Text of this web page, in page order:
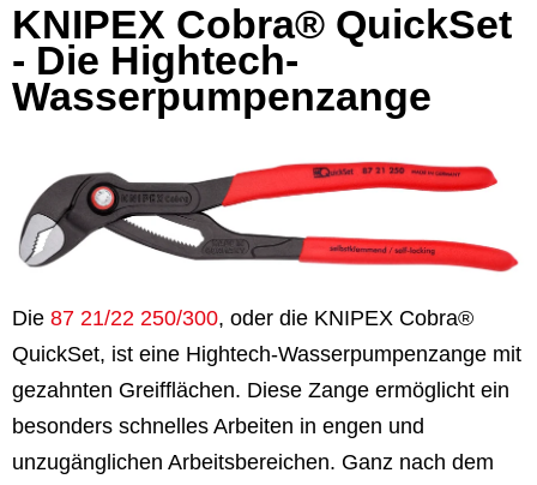
KNIPEX Cobra® QuickSet
- Die Hightech-
Wasserpumpenzange
Die 87 21/22 250/300, oder die KNIPEX Cobra®
QuickSet, ist eine Hightech-Wasserpumpenzange mit
gezahnten Greifflächen. Diese Zange ermöglicht ein
besonders schnelles Arbeiten in engen und
unzugänglichen Arbeitsbereichen. Ganz nach dem